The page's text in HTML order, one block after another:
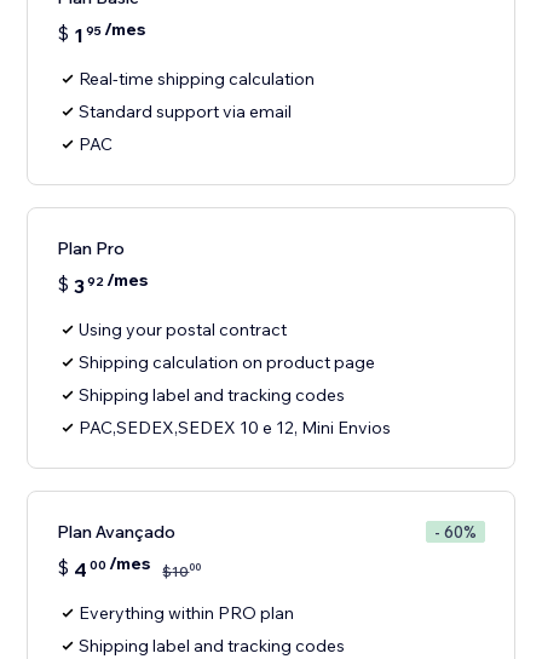
$ 1 95/mes
Real-time shipping calculation
Standard support via email
PAC
Plan Pro
$ 392/mes
Using your postal contract
Shipping calculation on product page
Shipping label and tracking codes
PAC,SEDEX,SEDEX 10 e 12, Mini Envios
Plan Avançado - 60%
$ 4 00 /mes $1000
Everything within PRO plan
Shipping label and tracking codes